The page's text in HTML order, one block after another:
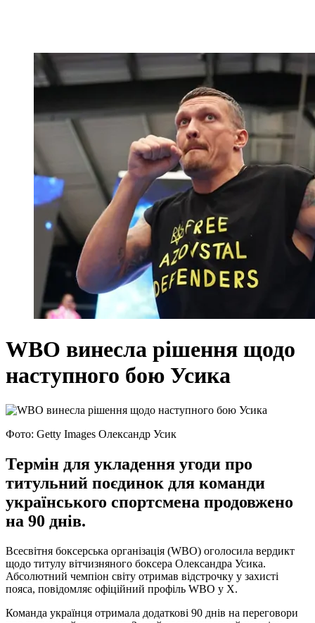
WBO винесла рішення щодо
наступного бою Усика
Фото: Getty Images Олександр Усик
Термін для укладення угоди про
титульний поєдинок для команди
українського спортсмена продовжено
на 90 днів.
Всесвітня боксерська організація (WBO) оголосила вердикт
щодо титулу вітчизняного боксера Олександра Усика.
Абсолютний чемпіон світу отримав відстрочку у захисті
пояса, повідомляє офіційний профіль WBO у X.
Команда українця отримала додаткові 90 днів на переговори